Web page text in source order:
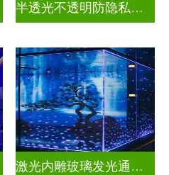
半透光不透明防隐私彩色渐变玻璃
激光内雕玻璃发光通电玻璃